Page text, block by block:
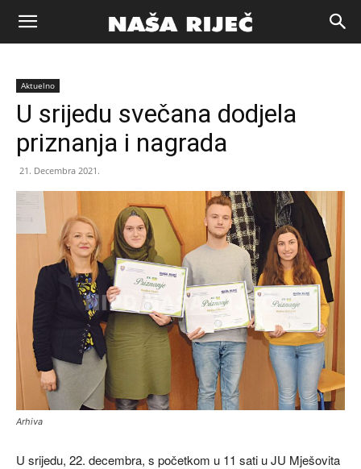
Naša
riječ
Zenica
Aktuelno
U srijedu svečana dodjela
priznanja i nagrada
21. Decembra 2021.
Arhiva
U srijedu, 22. decembra, s početkom u 11 sati u JU Mješovita